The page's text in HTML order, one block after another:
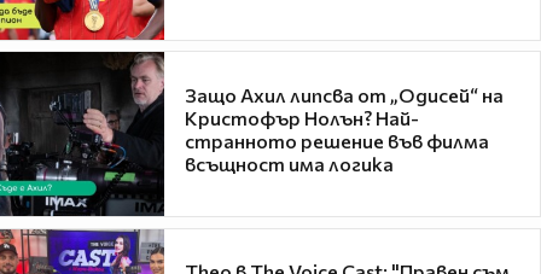
Защо Ахил липсва от „Одисей“ на
Кристофър Нолън? Най-
странното решение във филма
всъщност има логика